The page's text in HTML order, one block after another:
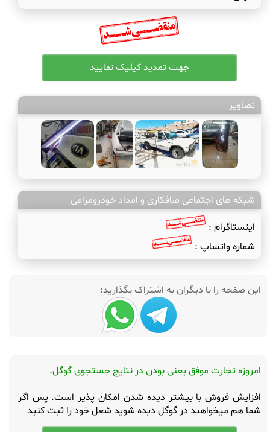
تصاویر
شبکه های اجتماعی صافکاری و امداد خودرومرامی
اینستاگرام :
شماره واتساپ :
این صفحه را با دیگران به اشتراک بگذارید:
امروزه تجارت موفق یعنی بودن در نتایج جستجوی گوگل.
افزایش فروش با بیشتر دیده شدن امکان پذیر است. پس اگر
شما هم میخواهید در گوگل دیده شوید شغل خود را ثبت کنید